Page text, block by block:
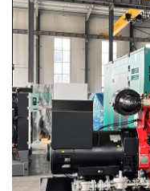
Tuklas ang mga